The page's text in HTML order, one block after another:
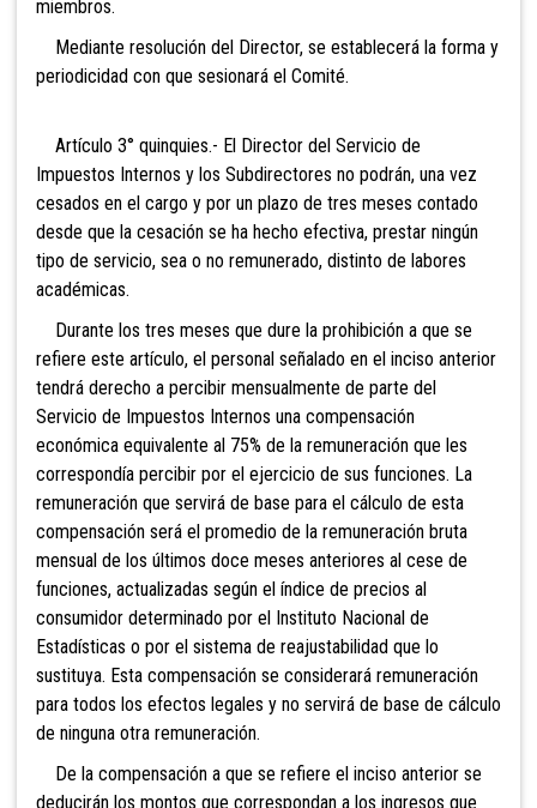
miembros.
Mediante resolución del Director, se establecerá la forma y
periodicidad con que sesionará el Comité.
Artículo 3° quinquies.- El Director del Servicio de
Impuestos Internos y los Subdirectores no podrán, una vez
cesados en el cargo y por un plazo de tres meses contado
desde que la cesación se ha hecho efectiva, prestar ningún
tipo de servicio, sea o no remunerado, distinto de labores
académicas.
Durante los tres meses que dure la prohibición a que se
refiere este artículo, el personal señalado en el inciso anterior
tendrá derecho a percibir mensualmente de parte del
Servicio de Impuestos Internos una compensación
económica equivalente al 75% de la remuneración que les
correspondía percibir por el ejercicio de sus funciones. La
remuneración que servirá de base para el cálculo de esta
compensación será el promedio de la remuneración bruta
mensual de los últimos doce meses anteriores al cese de
funciones, actualizadas según el índice de precios al
consumidor determinado por el Instituto Nacional de
Estadísticas o por el sistema de reajustabilidad que lo
sustituya. Esta compensación se considerará remuneración
para todos los efectos legales y no servirá de base de cálculo
de ninguna otra remuneración.
De la compensación a que se refiere el inciso anterior se
deducirán los montos que correspondan a los ingresos que